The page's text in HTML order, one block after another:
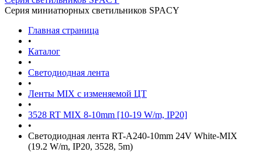
Серия миниатюрных светильников SPACY
Главная страница
•
Каталог
•
Светодиодная лента
•
Ленты MIX с изменяемой ЦТ
•
3528 RT MIX 8-10mm [10-19 W/m, IP20]
•
Светодиодная лента RT-A240-10mm 24V White-MIX
(19.2 W/m, IP20, 3528, 5m)